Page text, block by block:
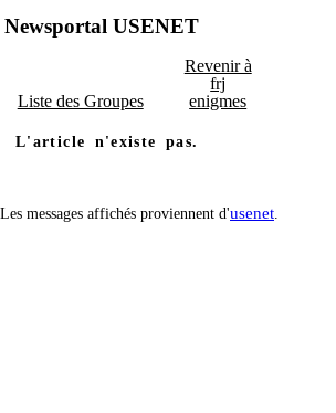
Newsportal USENET
Liste des Groupes
Revenir à
frj
enigmes
L'article n'existe pas.
Les messages affichés proviennent d'usenet